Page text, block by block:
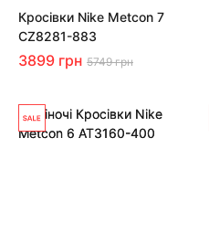
Кросівки Nike Metcon 7
CZ8281-883
3899 грн 5749 грн